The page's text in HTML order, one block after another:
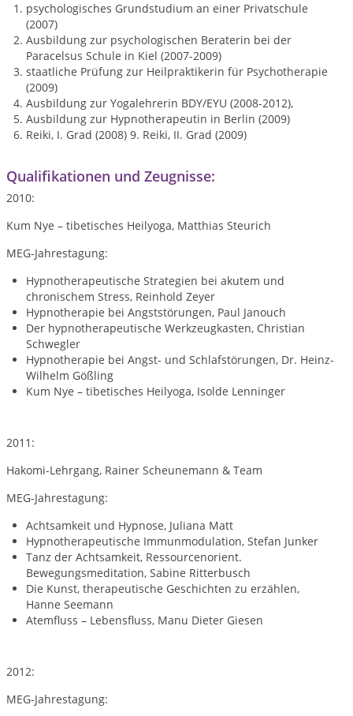
psychologisches Grundstudium an einer Privatschule
(2007)
Ausbildung zur psychologischen Beraterin bei der
Paracelsus Schule in Kiel (2007-2009)
staatliche Prüfung zur Heilpraktikerin für Psychotherapie
(2009)
Ausbildung zur Yogalehrerin BDY/EYU (2008-2012),
Ausbildung zur Hypnotherapeutin in Berlin (2009)
Reiki, I. Grad (2008) 9. Reiki, II. Grad (2009)
Qualifikationen und Zeugnisse:
2010:
Kum Nye – tibetisches Heilyoga, Matthias Steurich
MEG-Jahrestagung:
Hypnotherapeutische Strategien bei akutem und
chronischem Stress, Reinhold Zeyer
Hypnotherapie bei Angststörungen, Paul Janouch
Der hypnotherapeutische Werkzeugkasten, Christian
Schwegler
Hypnotherapie bei Angst- und Schlafstörungen, Dr. Heinz-
Wilhelm Gößling
Kum Nye – tibetisches Heilyoga, Isolde Lenninger
2011:
Hakomi-Lehrgang, Rainer Scheunemann & Team
MEG-Jahrestagung:
Achtsamkeit und Hypnose, Juliana Matt
Hypnotherapeutische Immunmodulation, Stefan Junker
Tanz der Achtsamkeit, Ressourcenorient.
Bewegungsmeditation, Sabine Ritterbusch
Die Kunst, therapeutische Geschichten zu erzählen,
Hanne Seemann
Atemfluss – Lebensfluss, Manu Dieter Giesen
2012:
MEG-Jahrestagung: